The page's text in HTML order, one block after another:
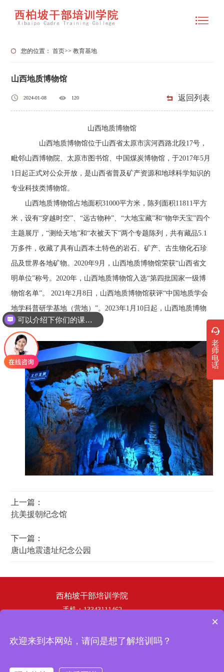
您的位置：首页>>教育基地
山西地质博物馆
2024-01-08 120 返回列表
山西地质博物馆
山西地质博物馆位于山西省太原市滨河西路北段17号，
毗邻山西博物院、太原市图书馆、中国煤炭博物馆，于2017年5月
1日起正式对公众开放，是山西省普及矿产资源和地球科学知识的
专业科技类博物馆。
山西地质博物馆占地面积31000平方米，陈列面积11811平方
米，设有“穿越时空”、“远古物种”、“大地宝藏”和“物华天宝”四个
主题展厅，“测绘天地”和“衣被天下”两个专题陈列，共有藏品5.1
万多件，收藏了具有山西本土特色的岩石、矿产、古生物化石珍
品及世界各地矿物。2020年9月，山西地质博物馆荣获“山西省文
明单位”称号。2020年，山西地质博物馆入选“第四批国家一级博
物馆名单”。 2021年2月8日，山西地质博物馆获评“中国地质学会
地学科普研学基地（营地）”。2023年1月10日起，山西地质博物
馆恢复开放。
上一篇：
抗美援朝纪念馆
下一篇：
唐山地震遗址纪念公园
西柏坡干部培训学院
手机：13343111462
地址：西柏坡干部培训学院
Copyright © 2024 西柏坡干部培训学院 版权所有
老
师
电
话
×
欢迎来到本网站，请问是想了解培训吗？